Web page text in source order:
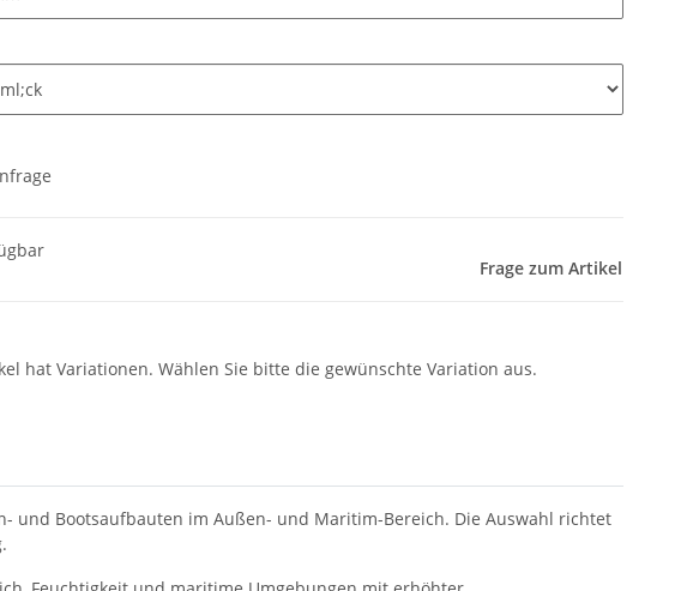
Frage zum Artikel
hat Variationen. Wählen Sie bitte die gewünschte Variation aus.
und Bootsaufbauten im Außen- und Maritim-Bereich. Die Auswahl richtet